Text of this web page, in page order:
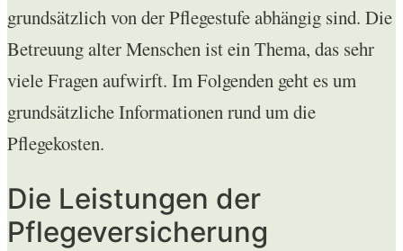
grundsätzlich von der Pflegestufe abhängig sind. Die
Betreuung alter Menschen ist ein Thema, das sehr
viele Fragen aufwirft. Im Folgenden geht es um
grundsätzliche Informationen rund um die
Pflegekosten.
Die Leistungen der
Pflegeversicherung